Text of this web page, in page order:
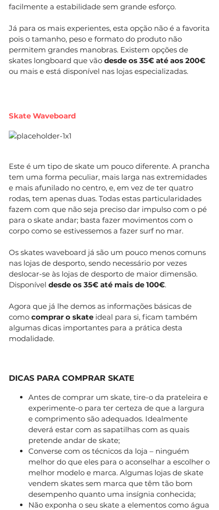
facilmente a estabilidade sem grande esforço.
Já para os mais experientes, esta opção não é a favorita
pois o tamanho, peso e formato do produto não
permitem grandes manobras. Existem opções de
skates longboard que vão desde os 35€ até aos 200€
ou mais e está disponível nas lojas especializadas.
Skate Waveboard
Este é um tipo de skate um pouco diferente. A prancha
tem uma forma peculiar, mais larga nas extremidades
e mais afunilado no centro, e, em vez de ter quatro
rodas, tem apenas duas. Todas estas particularidades
fazem com que não seja preciso dar impulso com o pé
para o skate andar; basta fazer movimentos com o
corpo como se estivessemos a fazer surf no mar.
Os skates waveboard já são um pouco menos comuns
nas lojas de desporto, sendo necessário por vezes
deslocar-se às lojas de desporto de maior dimensão.
Disponível desde os 35€ até mais de 100€.
Agora que já lhe demos as informações básicas de
como comprar o skate ideal para si, ficam também
algumas dicas importantes para a prática desta
modalidade.
DICAS PARA COMPRAR SKATE
Antes de comprar um skate, tire-o da prateleira e
experimente-o para ter certeza de que a largura
e comprimento são adequados. Idealmente
deverá estar com as sapatilhas com as quais
pretende andar de skate;
Converse com os técnicos da loja – ninguém
melhor do que eles para o aconselhar a escolher o
melhor modelo e marca. Algumas lojas de skate
vendem skates sem marca que têm tão bom
desempenho quanto uma insígnia conhecida;
Não exponha o seu skate a elementos como água